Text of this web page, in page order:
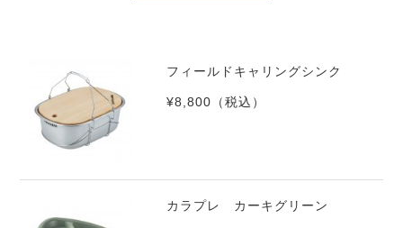
フィールドキャリングシンク
¥8,800 （税込）
カラプレ カーキグリーン